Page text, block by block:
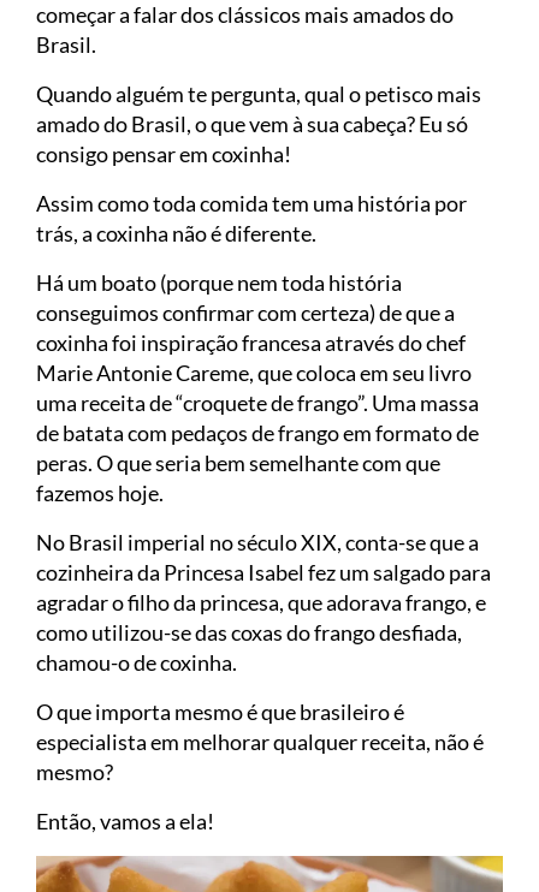
começar a falar dos clássicos mais amados do
Brasil.
Quando alguém te pergunta, qual o petisco mais
amado do Brasil, o que vem à sua cabeça? Eu só
consigo pensar em coxinha!
Assim como toda comida tem uma história por
trás, a coxinha não é diferente.
Há um boato (porque nem toda história
conseguimos confirmar com certeza) de que a
coxinha foi inspiração francesa através do chef
Marie Antonie Careme, que coloca em seu livro
uma receita de “croquete de frango”. Uma massa
de batata com pedaços de frango em formato de
peras. O que seria bem semelhante com que
fazemos hoje.
No Brasil imperial no século XIX, conta-se que a
cozinheira da Princesa Isabel fez um salgado para
agradar o filho da princesa, que adorava frango, e
como utilizou-se das coxas do frango desfiada,
chamou-o de coxinha.
O que importa mesmo é que brasileiro é
especialista em melhorar qualquer receita, não é
mesmo?
Então, vamos a ela!